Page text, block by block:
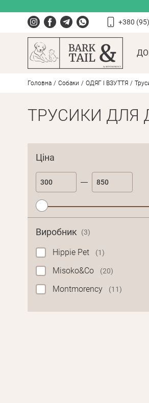
+380
Головна Собаки ОДЯГ І ВЗУТТЯ
ТРУСИКИ ДЛЯ
Ціна
Виробник (3)
Hippie Pet (1)
Misoko&Co (20)
Montmorency (11)